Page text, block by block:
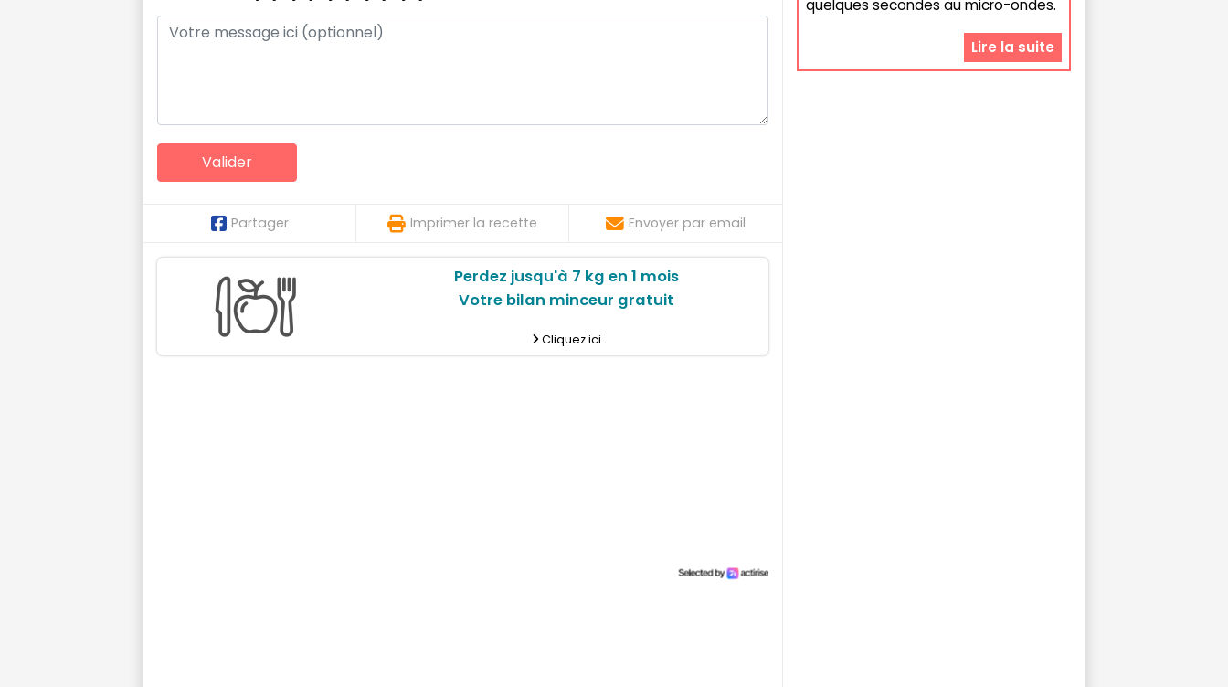
Partager Imprimer la recette Envoyer par email
Perdez jusqu'à 7 kg en 1 mois
Votre bilan minceur gratuit
Cliquez ici
quelques secondes au micro-ondes.
Lire la suite